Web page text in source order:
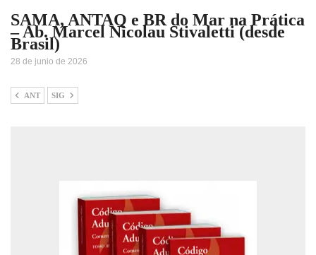
SAMA, ANTAQ e BR do Mar na Prática
– Ab. Marcel Nicolau Stivaletti (desde
Brasil)
28 de junio de 2026
ANT SIG